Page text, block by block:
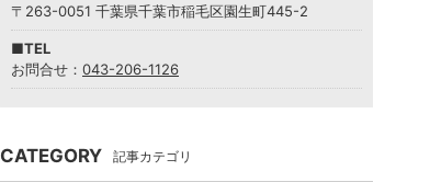
〒263-0051 千葉県千葉市稲毛区園生町445-2
■TEL
お問合せ： 043-206-1126
CATEGORY 記事カテゴリ